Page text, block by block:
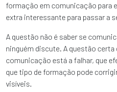
formação em comunicação para
extra interessante para passar a
A questão não é saber se
ninguém discute. A questão certa
comunicação está a falhar, que
que tipo de formação pode
visíveis.